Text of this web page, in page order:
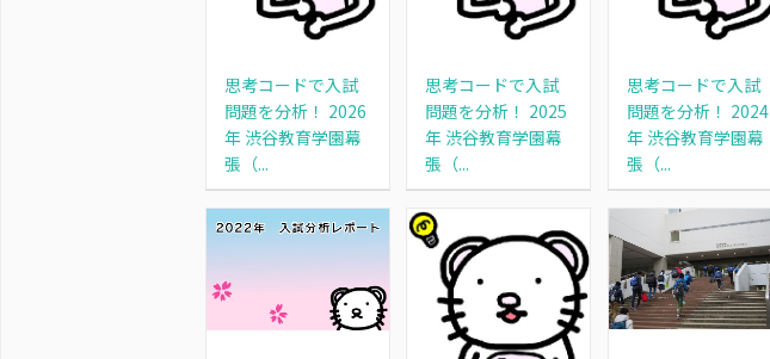
思考コードで入試
問題を分析！ 2026
年 渋谷教育学園幕
張（...
思考コードで入試
問題を分析！ 2025
年 渋谷教育学園幕
張（...
思考コードで入試
問題を分析！ 2024
年 渋谷教育学園幕
張（...